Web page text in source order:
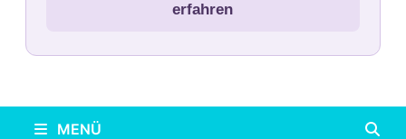
erfahren
MENÜ